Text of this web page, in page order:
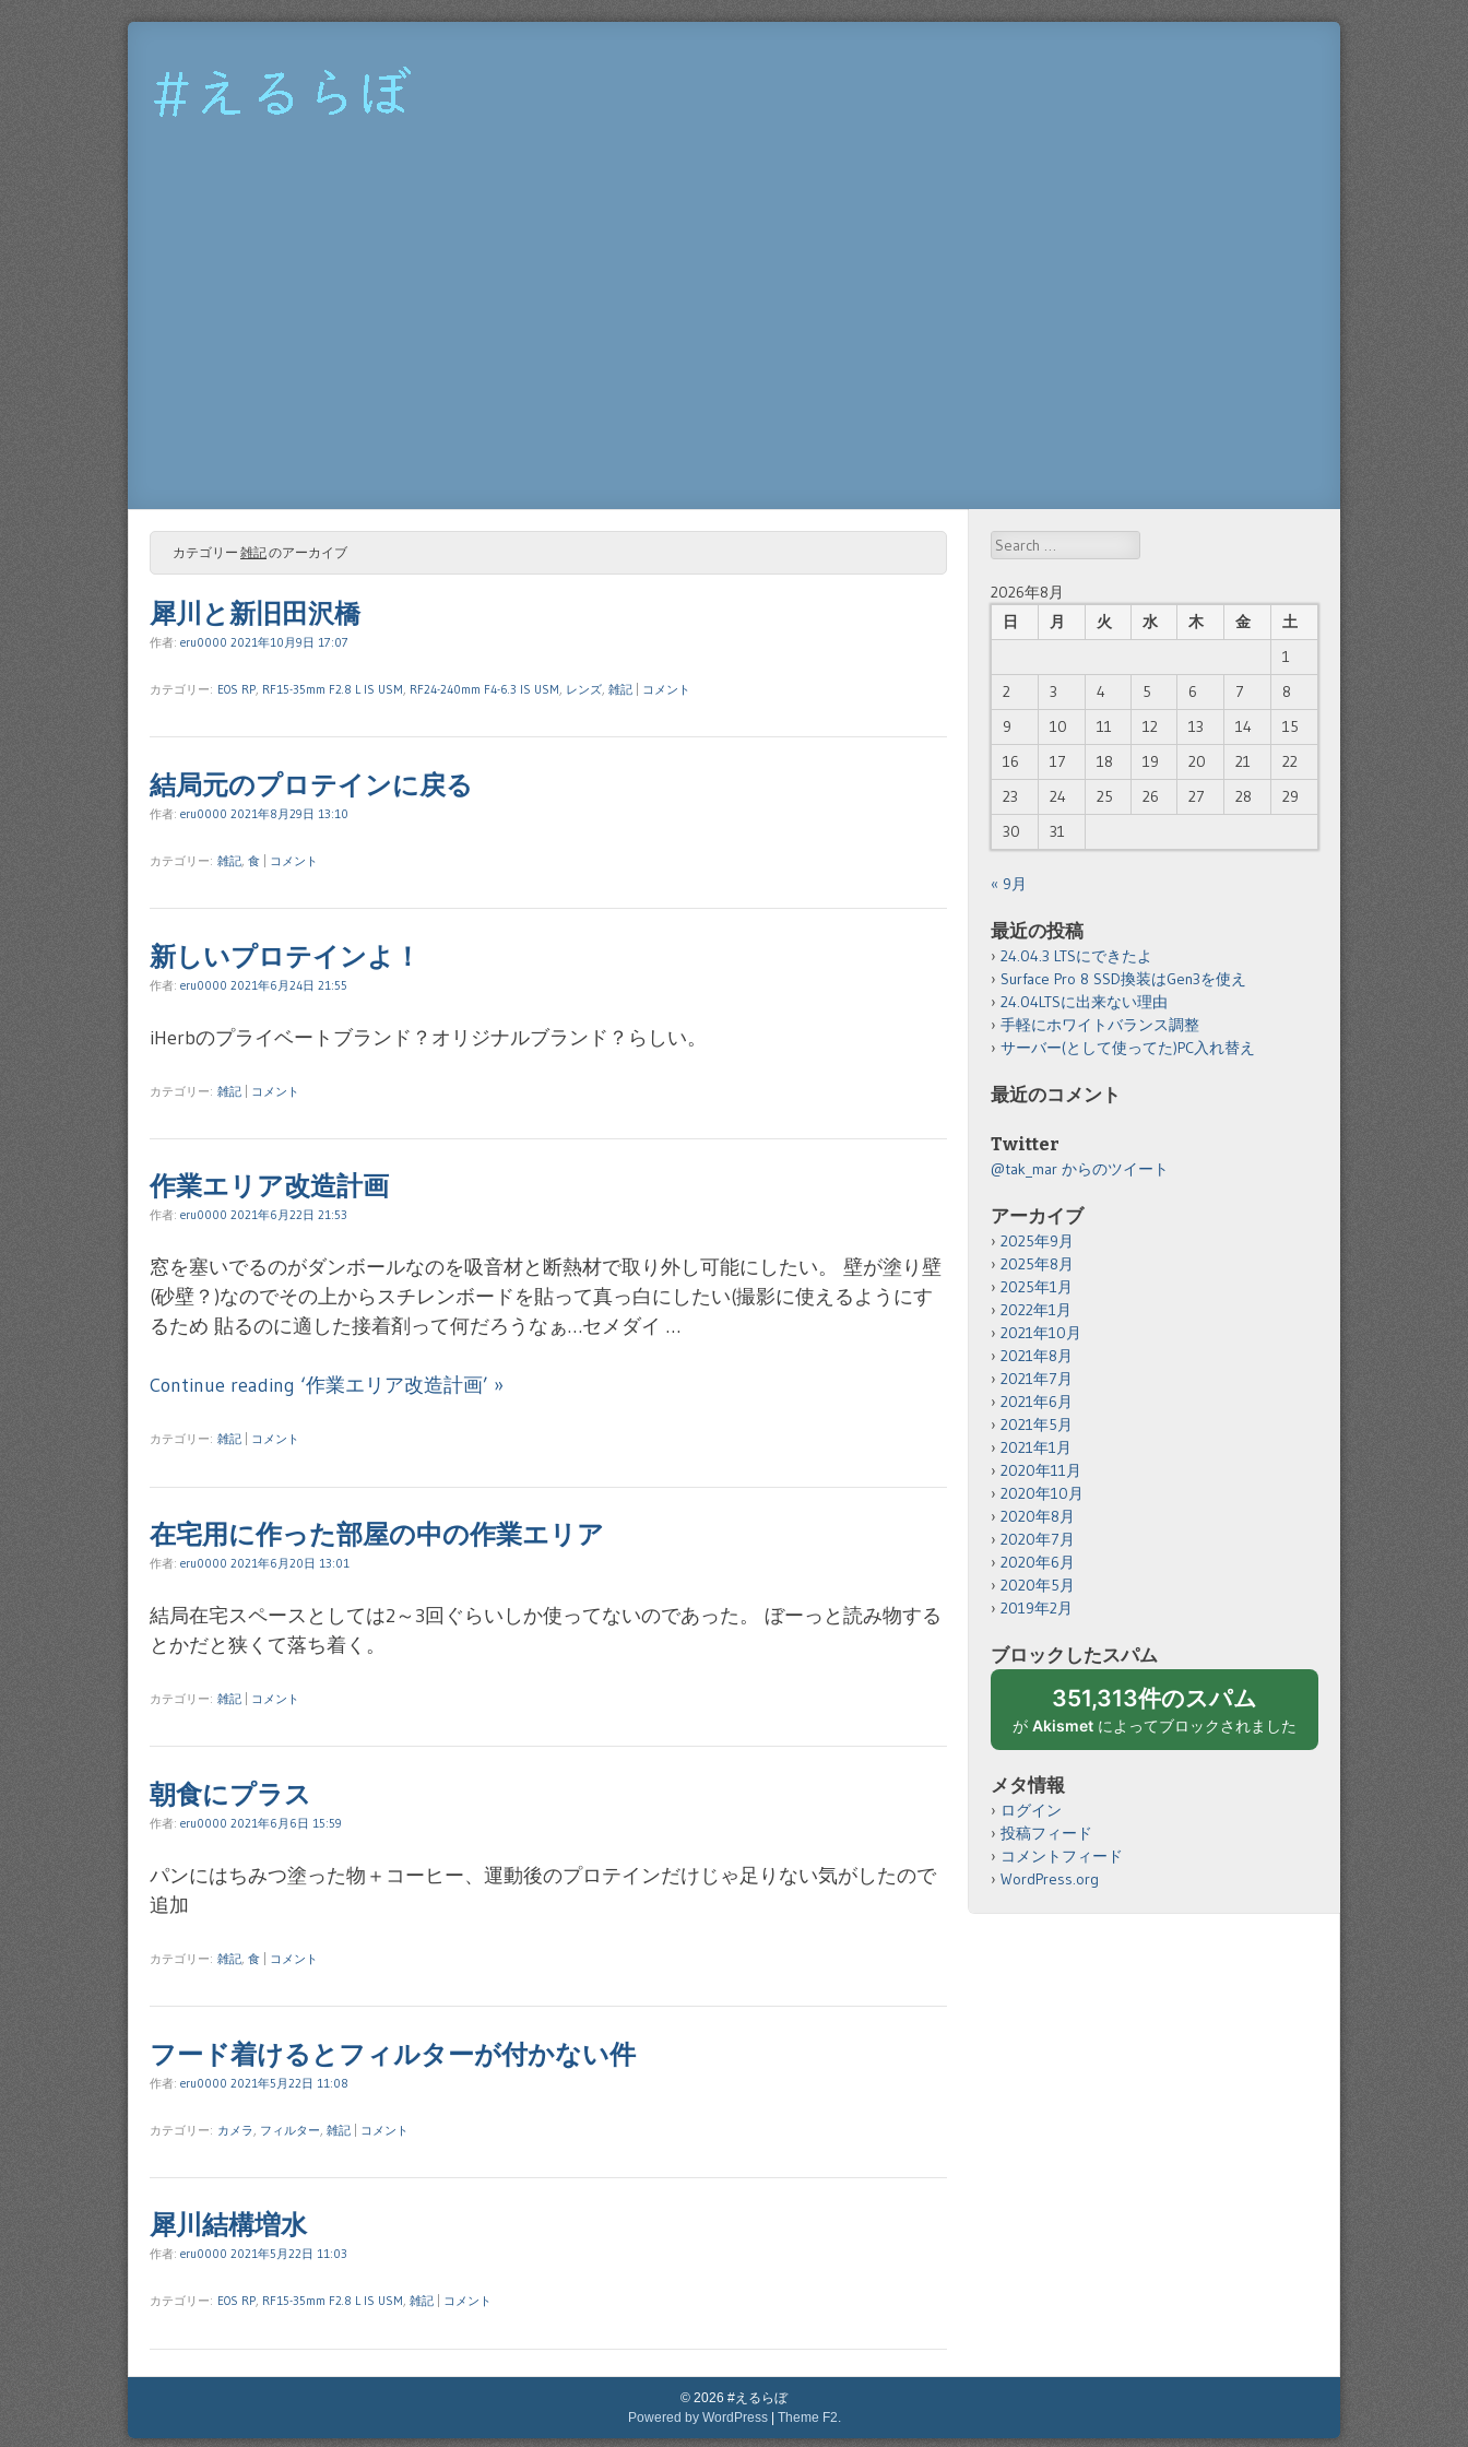
え
カテゴリー 雑記のアーカイブ
犀川と新旧田沢橋
作者: eru0000 2021年10月9日 17:07
カテゴリー: EOS RP, RF15-35mm F2.8 L IS USM, RF24-240mm F4-6.3 IS USM, レンズ, 雑記 コメント
結局元のプロテインに戻る
作者: eru0000 2021年8月29日 13:10
カテゴリー: 雑記 食 コメント
新しいプロテインよ！
作者: eru0000 2021年6月24日 21:55
iHerbのプライベートブランド？オリジナルブランド？らしい。
カテゴリー: 雑記 コメント
作業エリア改造計画
作者: eru0000 2021年6月22日 21:53
窓を塞いでるのがダンボールなのを吸音材と断熱材で取り外し可能にしたい。 壁が塗り壁
(砂壁？)なのでその上からスチレンボードを貼って真っ白にしたい(撮影に使えるようにす
るため 貼るのに適した接着剤って何だろうなぁ…セメダイ …
Continue reading ‘作業エリア改造計画’ »
カテゴリー: 雑記 コメント
在宅用に作った部屋の中の作業エリア
作者: eru0000 2021年6月20日 13:01
結局在宅スペースとしては2～3回ぐらいしか使ってないのであった。 ぼーっと読み物する
とかだと狭くて落ち着く。
カテゴリー: 雑記 コメント
朝食にプラス
作者: eru0000 2021年6月6日 15:59
パンにはちみつ塗った物＋コーヒー、運動後のプロテインだけじゃ足りない気がしたので
追加
カテゴリー: 雑記, 食 コメント
フード着けるとフィルターが付かない件
作者: eru0000 2021年5月22日 11:08
カテゴリー: カメラ フィルター 雑記 コメント
犀川結構増水
作者: eru0000 2021年5月22日 11:03
カテゴリー: EOS RP, RF15-35mm F2.8 L IS USM, 雑記 コメント
Search
2026年8月
日
月 火 水 木 金
土
1
2
3 4 5 6 7
8
9
10 11 12 13 14
15
16
17 18 19 20 21
22
23
24 25 26 27 28
29
30
31
« 9月
最近の投稿
24.04.3 LTSにできたよ
Surface Pro 8 SSD換装はGen3を使え
24.04LTSに出来ない理由
手軽にホワイトバランス調整
サーバー(として使ってた)PC入れ替え
最近のコメント
Twitter
@tak_mar からのツイート
アーカイブ
2025年9月
2025年8月
2025年1月
2022年1月
2021年10月
2021年8月
2021年7月
2021年6月
2021年5月
2021年1月
2020年11月
2020年10月
2020年8月
2020年7月
2020年6月
2020年5月
2019年2月
ブロックしたスパム
351,313件のスパム
が Akismet によってブロックされました
メタ情報
ログイン
投稿フィード
コメントフィード
WordPress.org
© 2026 #えるらぼ
Powered by WordPress
Theme F2.